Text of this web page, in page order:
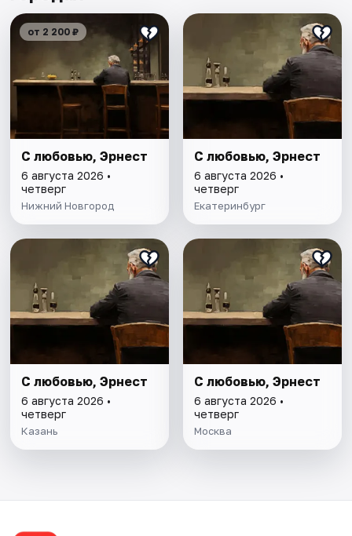
от 2 200 ₽
С любовью, Эрнест
6 августа 2026 •
четверг
Нижний Новгород
С любовью, Эрнест
6 августа 2026 •
четверг
Екатеринбург
С любовью, Эрнест
6 августа 2026 •
четверг
Казань
С любовью, Эрнест
6 августа 2026 •
четверг
Москва